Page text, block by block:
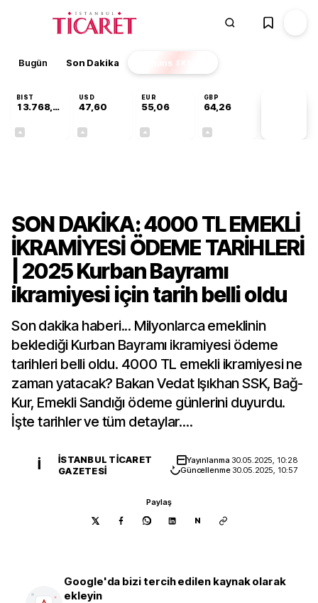
Bugün Son Dakika Finans EKSTRA
BIST
13.768,18
USD
47,60
EUR
55,06
GBP
64,26
SON DAKİKA: 4000 TL EMEKLİ
İKRAMİYESİ ÖDEME TARİHLERİ
| 2025 Kurban Bayramı
ikramiyesi için tarih belli oldu
Son dakika haberi... Milyonlarca emeklinin
beklediği Kurban Bayramı ikramiyesi ödeme
tarihleri belli oldu. 4000 TL emekli ikramiyesi ne
zaman yatacak? Bakan Vedat Işıkhan SSK, Bağ-
Kur, Emekli Sandığı ödeme günlerini duyurdu.
İşte tarihler ve tüm detaylar....
İ
İSTANBUL TICARET
GAZETESI
Yayınlanma 30.05.2025, 10:28
Güncellenme 30.05.2025, 10:57
Paylaş
N
Google'da bizi tercih edilen kaynak olarak
ekleyin